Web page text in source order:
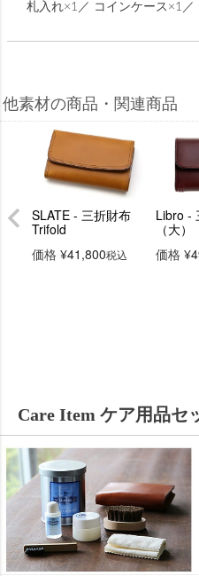
札入れ×1／ コインケース×1
他素材の商品・関連商品
SLATE - 三折財布
Trifold
価格 ¥41,800税込
Libro -
（大）
価格 ¥
Care Item ケア用品セ